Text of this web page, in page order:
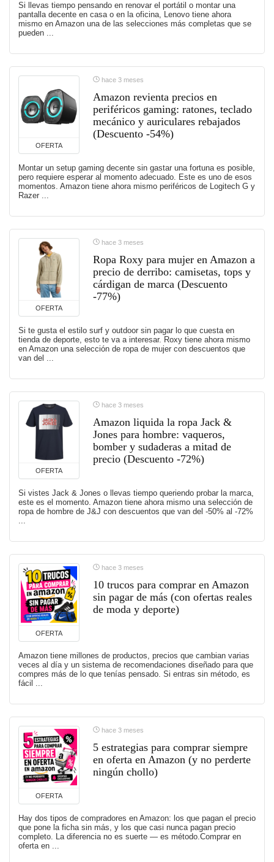
Si llevas tiempo pensando en renovar el portátil o montar una
pantalla decente en casa o en la oficina, Lenovo tiene ahora
mismo en Amazon una de las selecciones más completas que se
pueden ...
OFERTA
hace 3 meses
Amazon revienta precios en
periféricos gaming: ratones, teclado
mecánico y auriculares rebajados
(Descuento -54%)
Montar un setup gaming decente sin gastar una fortuna es posible,
pero requiere esperar al momento adecuado. Este es uno de esos
momentos. Amazon tiene ahora mismo periféricos de Logitech G y
Razer ...
OFERTA
hace 3 meses
Ropa Roxy para mujer en Amazon a
precio de derribo: camisetas, tops y
cárdigan de marca (Descuento
-77%)
Si te gusta el estilo surf y outdoor sin pagar lo que cuesta en
tienda de deporte, esto te va a interesar. Roxy tiene ahora mismo
en Amazon una selección de ropa de mujer con descuentos que
van del ...
OFERTA
hace 3 meses
Amazon liquida la ropa Jack &
Jones para hombre: vaqueros,
bomber y sudaderas a mitad de
precio (Descuento -72%)
Si vistes Jack & Jones o llevas tiempo queriendo probar la marca,
este es el momento. Amazon tiene ahora mismo una selección de
ropa de hombre de J&J con descuentos que van del -50% al -72%
...
OFERTA
hace 3 meses
10 trucos para comprar en Amazon
sin pagar de más (con ofertas reales
de moda y deporte)
Amazon tiene millones de productos, precios que cambian varias
veces al día y un sistema de recomendaciones diseñado para que
compres más de lo que tenías pensado. Si entras sin método, es
fácil ...
OFERTA
hace 3 meses
5 estrategias para comprar siempre
en oferta en Amazon (y no perderte
ningún chollo)
Hay dos tipos de compradores en Amazon: los que pagan el precio
que pone la ficha sin más, y los que casi nunca pagan precio
completo. La diferencia no es suerte — es método.Comprar en
oferta en ...